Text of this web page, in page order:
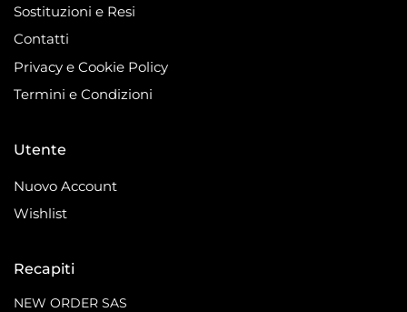
Sostituzioni e Resi
Contatti
Privacy e Cookie Policy
Termini e Condizioni
Utente
Nuovo Account
Wishlist
Recapiti
NEW ORDER SAS